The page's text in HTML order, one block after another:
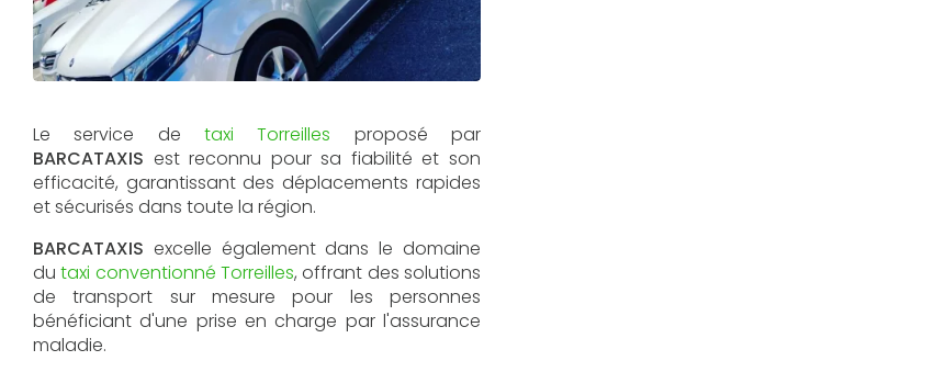
Le service de taxi Torreilles proposé par
BARCATAXIS est reconnu pour sa fiabilité et son
efficacité, garantissant des déplacements rapides
et sécurisés dans toute la région.
BARCATAXIS excelle également dans le domaine
dutaxi conventionné Torreilles, offrant des solutions
de transport sur mesure pour les personnes
bénéficiant d'une prise en charge par l'assurance
maladie.